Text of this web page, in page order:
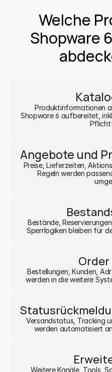
Welche
Shopware
Produktinformationen
Shopware 6 aufbereitet,
Angebote und
Preise, Lieferzeiten,
Regeln werden
Bestände,
Sperrlogiken bleiben für
Bestellungen, Kunden,
werden in die weitere
Versandstatus, Tracking
werden automatisiert
Weitere Kanäle, Tools,